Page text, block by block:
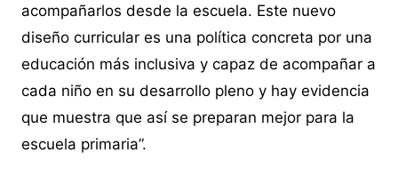
acompañarlos desde la escuela. Este nuevo
diseño curricular es una política concreta por una
educación más inclusiva y capaz de acompañar a
cada niño en su desarrollo pleno y hay evidencia
que muestra que así se preparan mejor para la
escuela primaria”.